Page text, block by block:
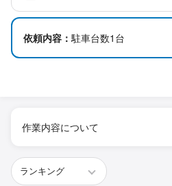
依頼内容： 駐車台数1台
作業内容について